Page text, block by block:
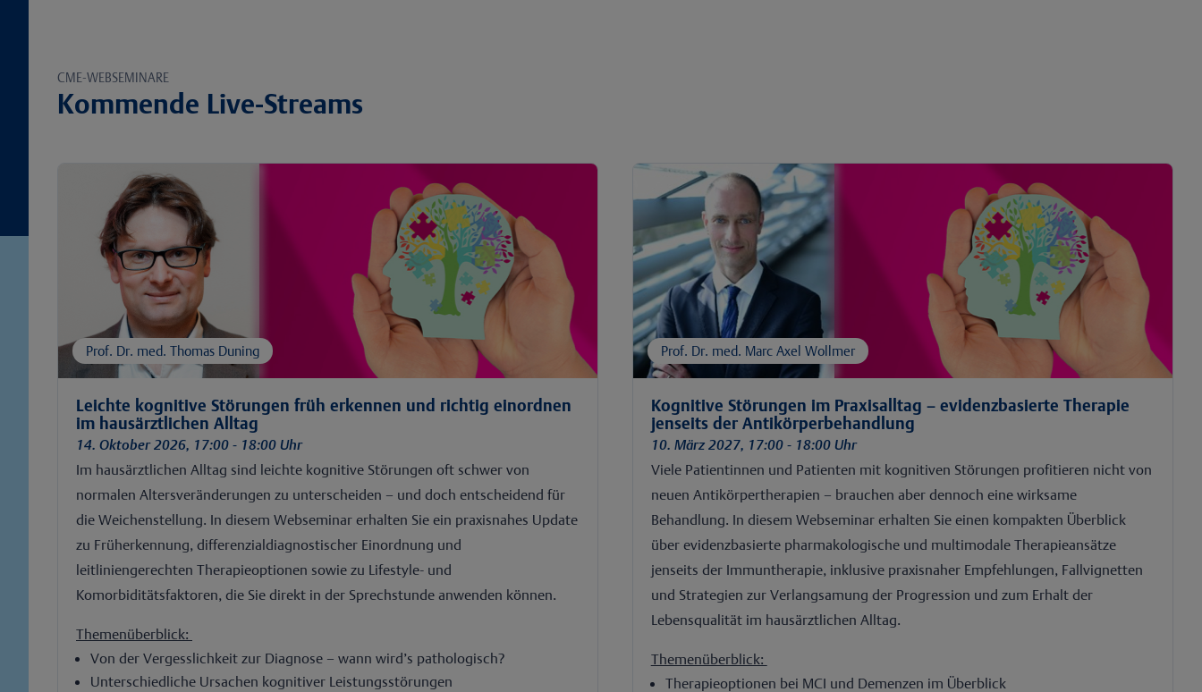
CME-WEBSEMINARE
Kommende Live-Streams
Prof. Dr. med. Thomas Duning
Leichte kognitive Störungen früh erkennen und richtig einordnen
im hausärztlichen Alltag
14. Oktober 2026, 17:00 - 18:00 Uhr
Im hausärztlichen Alltag sind leichte kognitive Störungen oft schwer von
normalen Altersveränderungen zu unterscheiden – und doch entscheidend für
die Weichenstellung. In diesem Webseminar erhalten Sie ein praxisnahes Update
zu Früherkennung, differenzialdiagnostischer Einordnung und
leitliniengerechten Therapieoptionen sowie zu Lifestyle- und
Komorbiditätsfaktoren, die Sie direkt in der Sprechstunde anwenden können.
Themenüberblick:
Von der Vergesslichkeit zur Diagnose – wann wird’s pathologisch?
Unterschiedliche Ursachen kognitiver Leistungsstörungen
Prof. Dr. med. Marc Axel Wollmer
Kognitive Störungen im Praxisalltag – evidenzbasierte Therapie
jenseits der Antikörperbehandlung
10. März 2027, 17:00 - 18:00 Uhr
Viele Patientinnen und Patienten mit kognitiven Störungen profitieren nicht von
neuen Antikörpertherapien – brauchen aber dennoch eine wirksame
Behandlung. In diesem Webseminar erhalten Sie einen kompakten Überblick
über evidenzbasierte pharmakologische und multimodale Therapieansätze
jenseits der Immuntherapie, inklusive praxisnaher Empfehlungen, Fallvignetten
und Strategien zur Verlangsamung der Progression und zum Erhalt der
Lebensqualität im hausärztlichen Alltag.
Themenüberblick:
Therapieoptionen bei MCI und Demenzen im Überblick